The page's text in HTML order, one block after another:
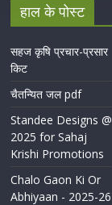
हाल के पोस्ट
सहज कृषि प्रचार-प्रसार
किट
चैतन्यित जल pdf
Standee Designs @
2025 for Sahaj
Krishi Promotions
Chalo Gaon Ki Or
Abhiyaan - 2025-26